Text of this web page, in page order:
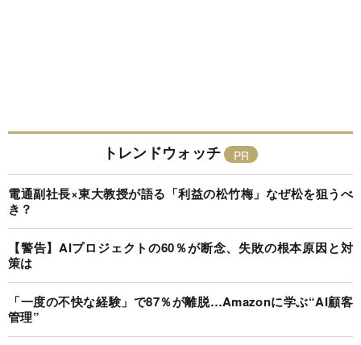
トレンドウォッチ
電通副社長×東大教授が語る「利益の松竹梅」なぜ松を狙うべ
き？
【警告】AIプロジェクトの60％が断念、失敗の根本原因と対
策は
「一度の不快な経験」で87％が離脱…Amazonに学ぶ“AI顧客
管理”